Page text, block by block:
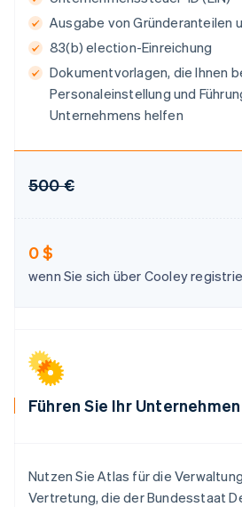
Ausgabe von Gründeranteilen
83(b) election-Einreichung
Dokumentvorlagen, die Ihnen
Personaleinstellung und
Unternehmens helfen
500 €
0 $
wenn Sie sich über Cooley
Führen Sie Ihr Unternehmen
Nutzen Sie Atlas für die
Vertretung, die der Bundesstaat
Indien
English
Irland
Italien
ItalianoEnglish
English
Liechtenstein
Français
Malaysia
English简体中文
EspañolEnglish
Neuseeland